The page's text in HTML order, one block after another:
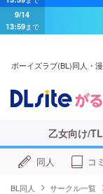
9/14
13:59まで
ボーイズラブ(BL)同人・
乙女向け/TL
同人 コ
BL同人 サークル一覧